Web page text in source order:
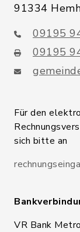
91334
09195
09195
Für den
sich bitte an
VR Bank